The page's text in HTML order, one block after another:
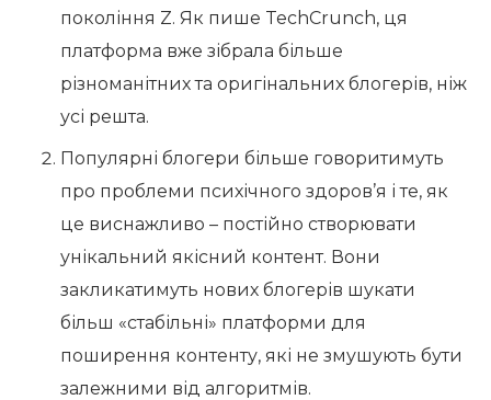
покоління Z. Як пише TechСrunch, ця
платформа вже зібрала більше
різноманітних та оригінальних блогерів, ніж
усі решта.
Популярні блогери більше говоритимуть
про проблеми психічного здоров’я і те, як
це виснажливо – постійно створювати
унікальний якісний контент. Вони
закликатимуть нових блогерів шукати
більш «стабільні» платформи для
поширення контенту, які не змушують бути
залежними від алгоритмів.